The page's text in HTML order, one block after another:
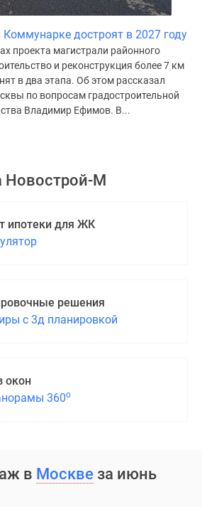
достроят в 2027 году
проекта магистрали районного
и реконструкция более 7 км
в два этапа. Об этом рассказал
по вопросам градостроительной
Владимир Ефимов. В...
Новострой-М
ипотеки для ЖК
решения
с 3д планировкой
окон
360о
в Москве за июнь